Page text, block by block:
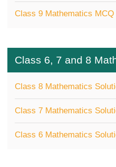
Class 9 Mathematics MCQ
Class 6, 7 and 8
Class 8 Mathematics
Class 7 Mathematics
Class 6 Mathematics